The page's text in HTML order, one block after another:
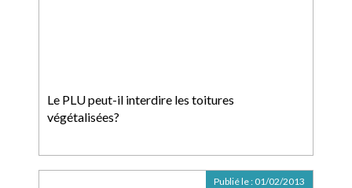
Le PLU peut-il interdire les toitures
végétalisées?
Publié le : 01/02/2013